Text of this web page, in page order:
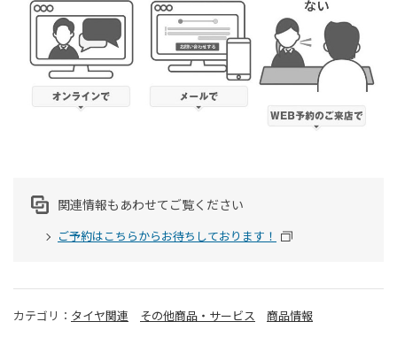
関連情報もあわせてご覧ください
ご予約はこちらからお待ちしております！
カテゴリ： タイヤ関連 その他商品・サービス 商品情報